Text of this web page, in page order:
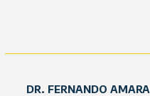
DR. FERNANDO